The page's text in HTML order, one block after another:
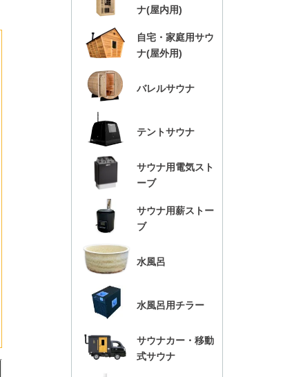
ナ(屋内用)
自宅・家庭用サウ
ナ(屋外用)
バレルサウナ
テントサウナ
サウナ用電気スト
ーブ
サウナ用薪ストー
ブ
水風呂
水風呂用チラー
サウナカー・移動
式サウナ